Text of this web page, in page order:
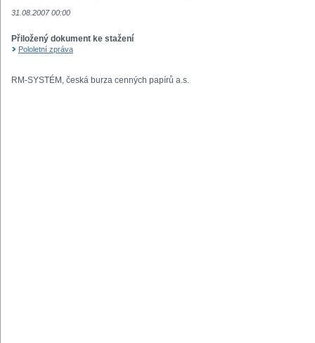
31.08.2007 00:00
Přiložený dokument ke stažení
Pololetní zpráva
RM-SYSTÉM, česká burza cenných papírů a.s.